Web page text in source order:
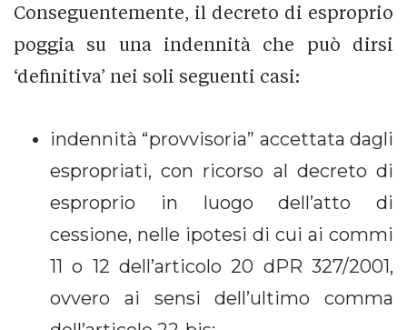
Conseguentemente, il decreto di esproprio
poggia su una indennità che può dirsi
‘definitiva’ nei soli seguenti casi:
indennità “provvisoria” accettata dagli
espropriati, con ricorso al decreto di
esproprio in luogo dell’atto di
cessione, nelle ipotesi di cui ai commi
11 o 12 dell’articolo 20 dPR 327/2001,
ovvero ai sensi dell’ultimo comma